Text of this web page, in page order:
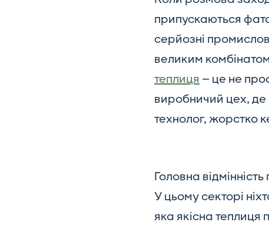
припускаються
серйозні
великим
теплиця — це не
виробничий цех,
технолог, жорстко
Головна
У цьому секторі
яка якісна